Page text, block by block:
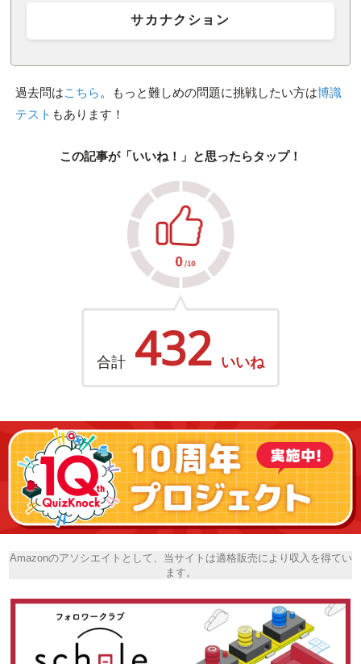
サカナクション
過去問はこちら 。もっと難しめの問題に挑戦したい方は博識
テスト もあります！
この記事が「いいね！」と思ったらタップ！
合計 432 いいね
Amazonのアソシエイトとして、当サイトは適格販売により収入を得てい
ます。